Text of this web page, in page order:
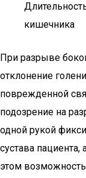
кишечника
При разрыве
отклонение
поврежденной
подозрение на
одной рукой
сустава
этом